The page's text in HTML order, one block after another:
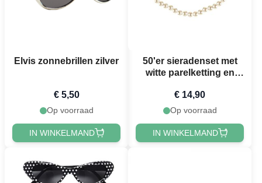
Elvis zonnebrillen zilver
€ 5,50
Op voorraad
IN WINKELMAND
50'er sieradenset met
witte parelketting en
€ 14,90
Op voorraad
IN WINKELMAND